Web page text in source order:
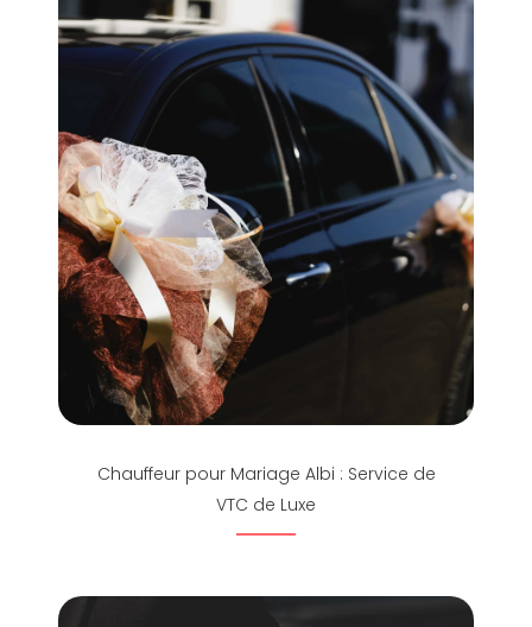
Chauffeur pour Mariage Albi : Service de
VTC de Luxe